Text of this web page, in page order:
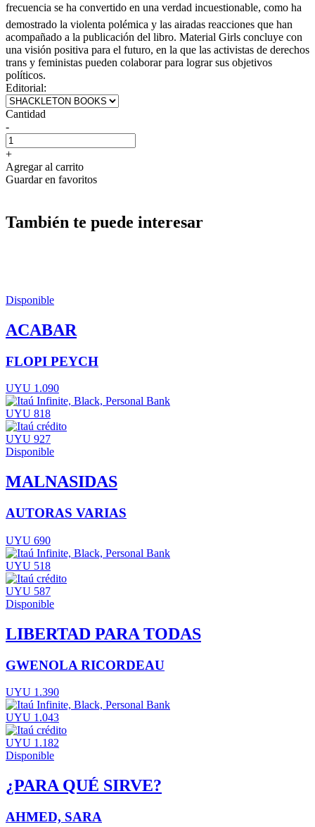
frecuencia se ha convertido en una verdad incuestionable, como ha
demostrado la violenta polémica y las airadas reacciones que han
acompañado a la publicación del libro. Material Girls concluye con
una visión positiva para el futuro, en la que las activistas de derechos
trans y feministas pueden colaborar para lograr sus objetivos
políticos.
Editorial:
Cantidad
-
+
Agregar al carrito
Guardar en favoritos
También te puede interesar
Disponible
ACABAR
FLOPI PEYCH
UYU 1.090
UYU 818
UYU 927
Disponible
MALNASIDAS
AUTORAS VARIAS
UYU 690
UYU 518
UYU 587
Disponible
LIBERTAD PARA TODAS
GWENOLA RICORDEAU
UYU 1.390
UYU 1.043
UYU 1.182
Disponible
¿PARA QUÉ SIRVE?
AHMED, SARA